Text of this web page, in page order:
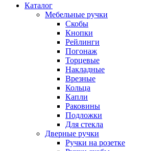
Каталог
Мебельные ручки
Скобы
Кнопки
Рейлинги
Погонаж
Торцевые
Накладные
Врезные
Кольца
Капли
Раковины
Подложки
Для стекла
Дверные ручки
Ручки на розетке